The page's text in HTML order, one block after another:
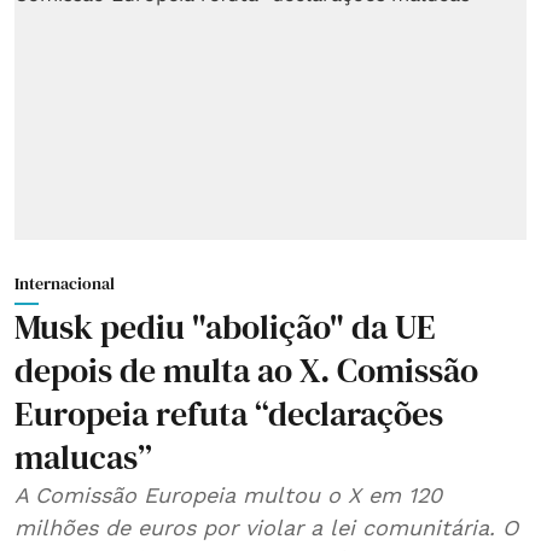
Internacional
Musk pediu "abolição" da UE
depois de multa ao X. Comissão
Europeia refuta “declarações
malucas”
A Comissão Europeia multou o X em 120
milhões de euros por violar a lei comunitária. O